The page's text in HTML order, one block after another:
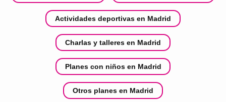
Actividades deportivas en Madrid
Charlas y talleres en Madrid
Planes con niños en Madrid
Otros planes en Madrid